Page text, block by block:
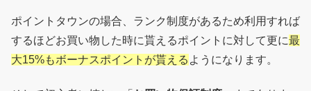
ポイントタウンの場合、ランク制度があるため利用すれば
するほどお買い物した時に貰えるポイントに対して更に最
大15%もボーナスポイントが貰える ようになります。